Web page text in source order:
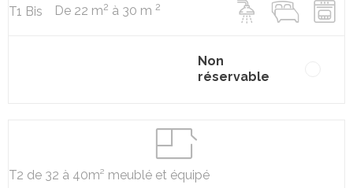
T1 Bis De 22 m2 à 30 m 2
Non
réservable
T2 de 32 à 40m² meublé et équipé